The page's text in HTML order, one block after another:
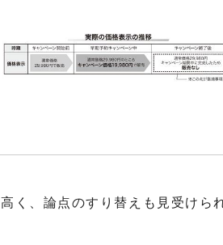
高く、論点のすり替えも見受けら